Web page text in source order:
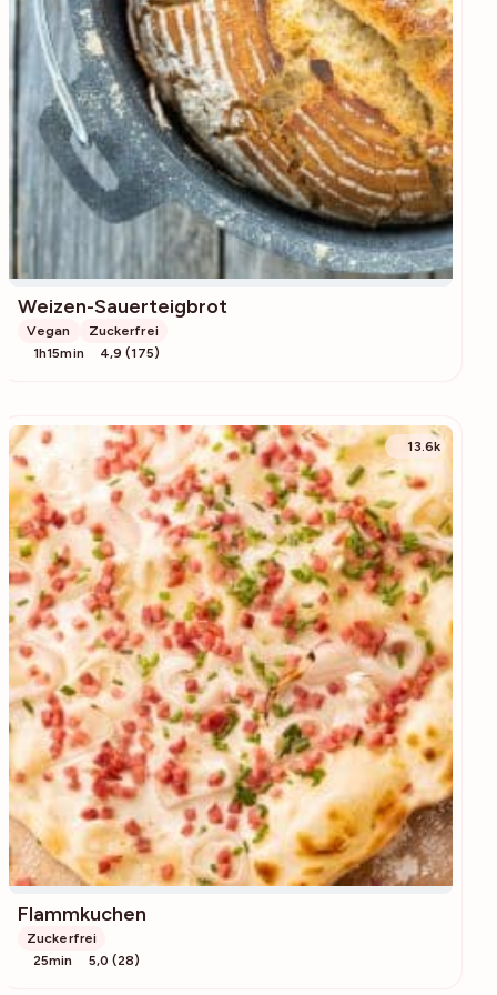
Weizen-Sauerteigbrot
Vegan
Zuckerfrei
1h15min
4,9 (175)
13.6k
Flammkuchen
Zuckerfrei
25min
5,0 (28)